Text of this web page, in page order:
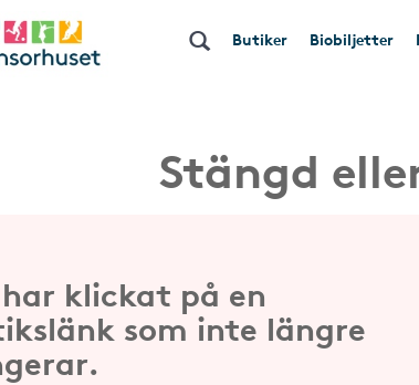
Butiker Biobiljetter
Stängd
klickat på en
som inte längre